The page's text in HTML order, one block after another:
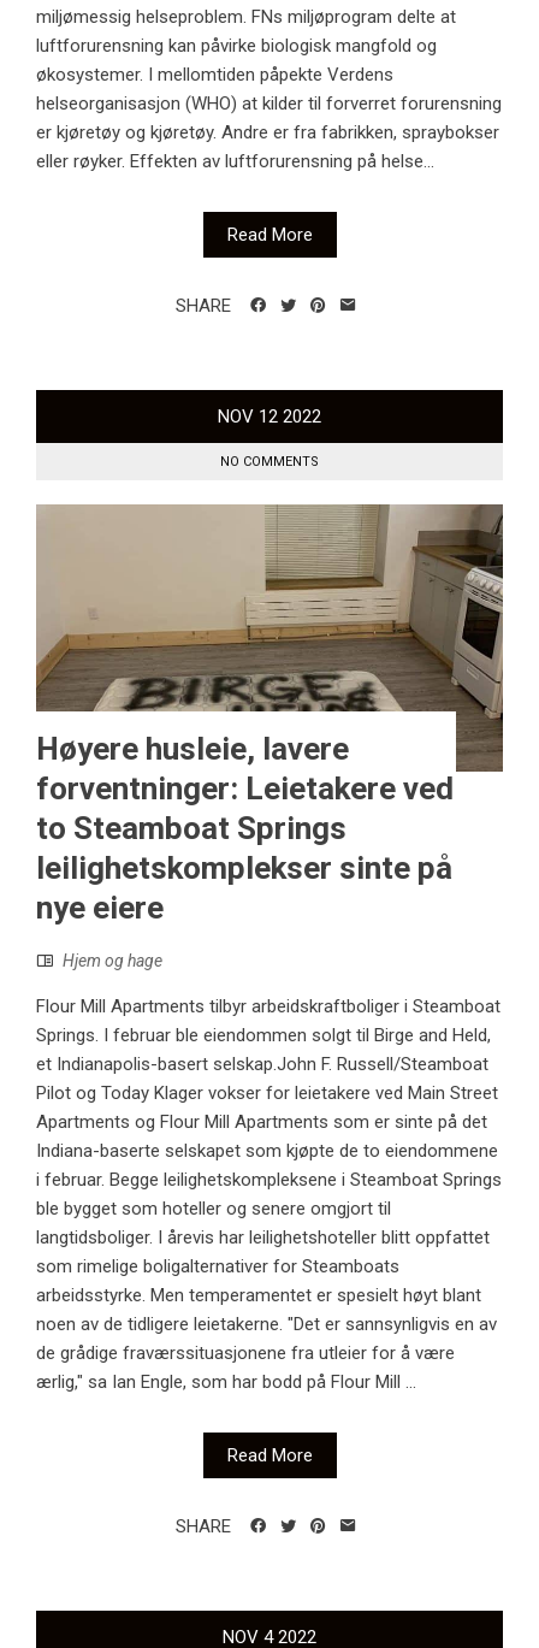
miljømessig helseproblem. FNs miljøprogram delte at
luftforurensning kan påvirke biologisk mangfold og
økosystemer. I mellomtiden påpekte Verdens
helseorganisasjon (WHO) at kilder til forverret forurensning
er kjøretøy og kjøretøy. Andre er fra fabrikken, spraybokser
eller røyker. Effekten av luftforurensning på helse...
Read More
SHARE
NOV 12 2022
NO COMMENTS
Høyere husleie, lavere
forventninger: Leietakere ved
to Steamboat Springs
leilighetskomplekser sinte på
nye eiere
Hjem og hage
Flour Mill Apartments tilbyr arbeidskraftboliger i Steamboat
Springs. I februar ble eiendommen solgt til Birge and Held,
et Indianapolis-basert selskap.John F. Russell/Steamboat
Pilot og Today Klager vokser for leietakere ved Main Street
Apartments og Flour Mill Apartments som er sinte på det
Indiana-baserte selskapet som kjøpte de to eiendommene
i februar. Begge leilighetskompleksene i Steamboat Springs
ble bygget som hoteller og senere omgjort til
langtidsboliger. I årevis har leilighetshoteller blitt oppfattet
som rimelige boligalternativer for Steamboats
arbeidsstyrke. Men temperamentet er spesielt høyt blant
noen av de tidligere leietakerne. "Det er sannsynligvis en av
de grådige fraværssituasjonene fra utleier for å være
ærlig," sa Ian Engle, som har bodd på Flour Mill ...
Read More
SHARE
NOV 4 2022